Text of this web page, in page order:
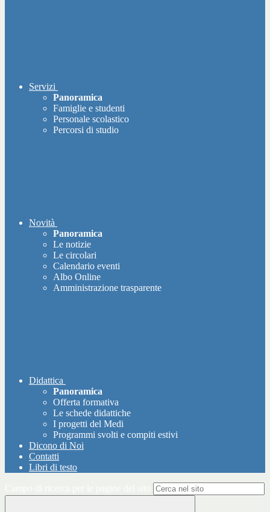
Servizi
Panoramica
Famiglie e studenti
Personale scolastico
Percorsi di studio
Novità
Panoramica
Le notizie
Le circolari
Calendario eventi
Albo Online
Amministrazione trasparente
Didattica
Panoramica
Offerta formativa
Le schede didattiche
I progetti del Medi
Programmi svolti e compiti estivi
Dicono di Noi
Contatti
Libri di testo